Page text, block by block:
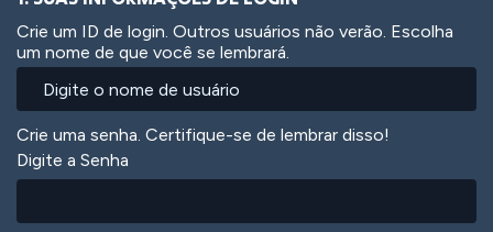
Crie um ID de login. Outros usuários não verão. Escolha
um nome de que você se lembrará.
Crie uma senha. Certifique-se de lembrar disso!
Digite a Senha